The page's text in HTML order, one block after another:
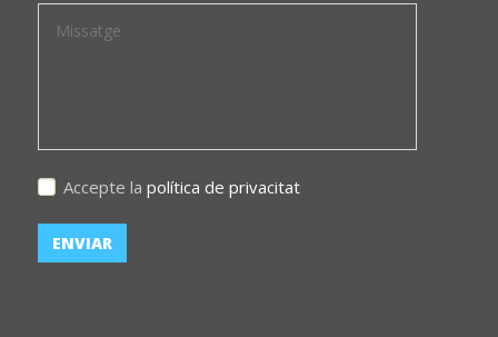
Accepte la política de privacitat